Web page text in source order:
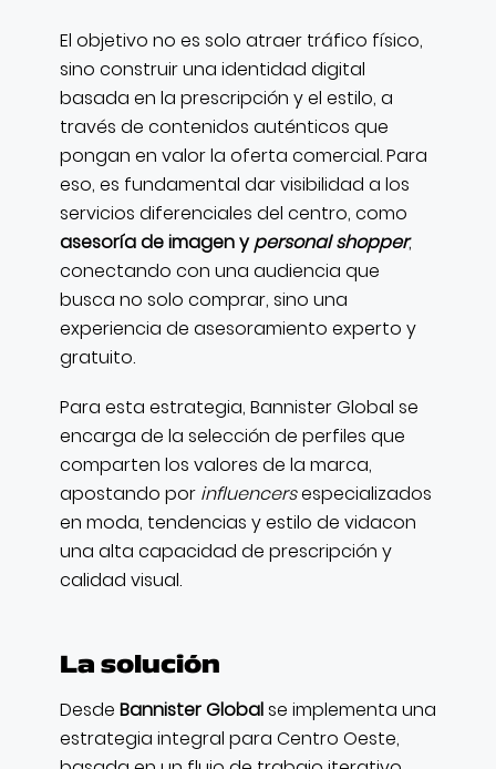
El objetivo no es solo atraer tráfico físico,
sino construir una identidad digital
basada en la prescripción y el estilo, a
través de contenidos auténticos que
pongan en valor la oferta comercial. Para
eso, es fundamental dar visibilidad a los
servicios diferenciales del centro, como
asesoría de imagen ypersonal shopper,
conectando con una audiencia que
busca no solo comprar, sino una
experiencia de asesoramiento experto y
gratuito.
Para esta estrategia, Bannister Global se
encarga de la selección de perfiles que
comparten los valores de la marca,
apostando por influencersespecializados
en moda, tendencias y estilo de vidacon
una alta capacidad de prescripción y
calidad visual.
La solución
Desde Bannister Globalse implementa una
estrategia integral para Centro Oeste,